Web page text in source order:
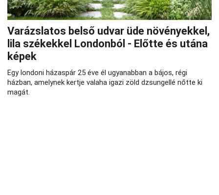
Varázslatos belső udvar üde növényekkel,
lila székekkel Londonból - Előtte és utána
képek
Egy londoni házaspár 25 éve él ugyanabban a bájos, régi
házban, amelynek kertje valaha igazi zöld dzsungellé nőtte ki
magát.